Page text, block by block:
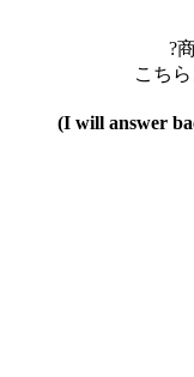
?
こち
(I will answer